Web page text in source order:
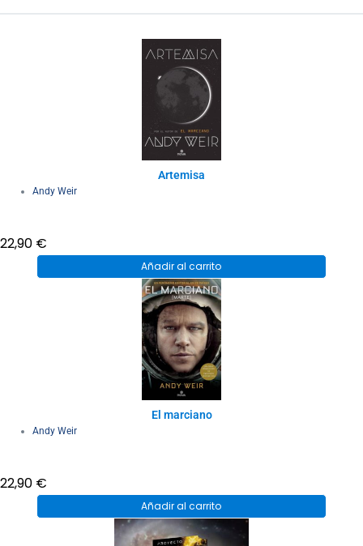
Artemisa
Andy Weir
22,90 €
Añadir al carrito
El marciano
Andy Weir
22,90 €
Añadir al carrito